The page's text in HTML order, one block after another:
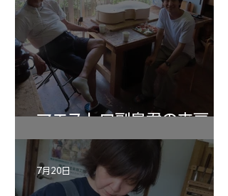
マエストロ副島君の来房
7月20日